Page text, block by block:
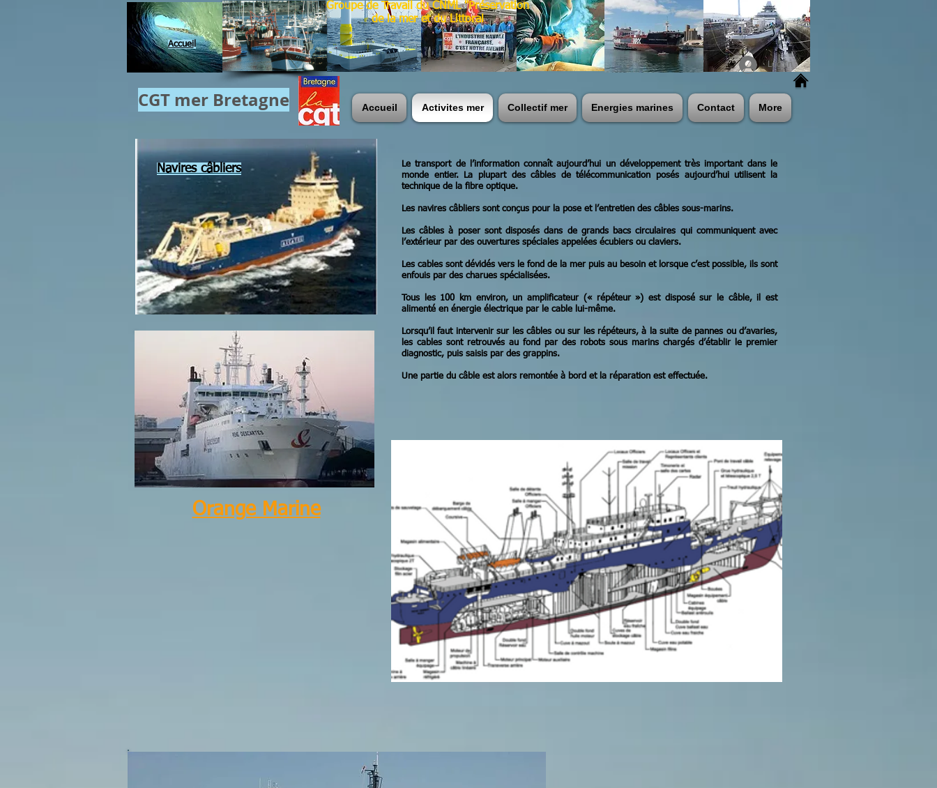
CGT mer​ Bretagne
Accueil
Accueil Activites mer Collectif mer Energies marines Contact More
Log In
Groupe de Travail du CNML "Préservation
de la mer et du Littoral
Navires câbliers
Orange Marine
Le transport de l’information connaît aujourd’hui un développement très important dans le
monde entier. La plupart des câbles de télécommunication posés aujourd’hui utilisent la
technique de la fibre optique.
Les navires câbliers sont conçus pour la pose et l’entretien des câbles sous-marins.
Les câbles à poser sont disposés dans de grands bacs circulaires qui communiquent avec
l’extérieur par des ouvertures spéciales appelées écubiers ou claviers.
Les cables sont dévidés vers le fond de la mer puis au besoin et lorsque c’est possible, ils sont
enfouis par des charues spécialisées.
Tous les 100 km environ, un amplificateur (« répéteur ») est disposé sur le câble, il est
alimenté en énergie électrique par le cable lui-même.
Lorsqu’il faut intervenir sur les câbles ou sur les répéteurs, à la suite de pannes ou d’avaries,
les cables sont retrouvés au fond par des robots sous marins chargés d’établir le premier
diagnostic, puis saisis par des grappins.
Une partie du câble est alors remontée à bord et la réparation est effectuée.